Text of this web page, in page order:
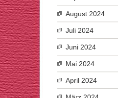
August 2024
Juli 2024
Juni 2024
Mai 2024
April 2024